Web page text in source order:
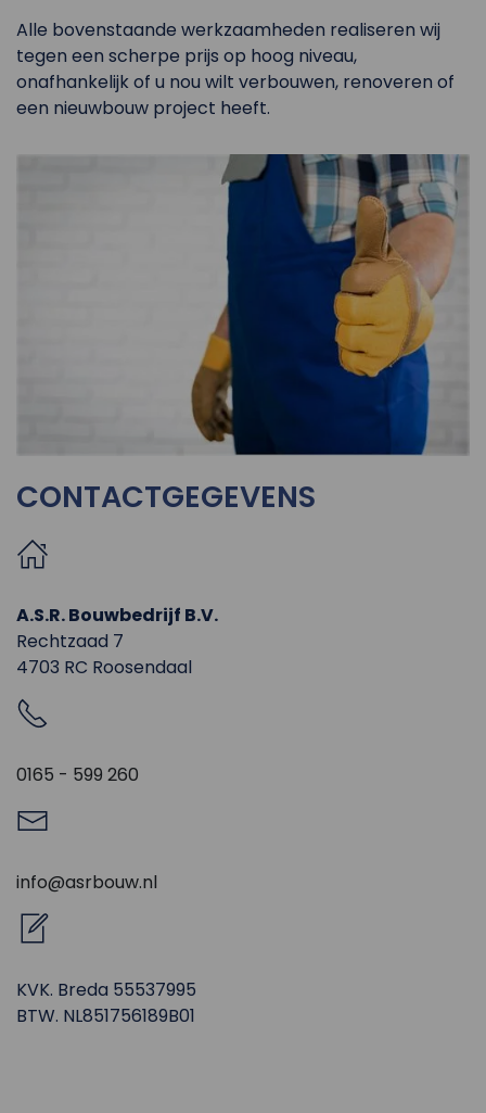
Alle bovenstaande werkzaamheden realiseren wij
tegen een scherpe prijs op hoog niveau,
onafhankelijk of u nou wilt verbouwen, renoveren of
een nieuwbouw project heeft.
CONTACTGEGEVENS
A.S.R. Bouwbedrijf B.V.
Rechtzaad 7
4703 RC Roosendaal
0165 - 599 260
info@asrbouw.nl
KVK. Breda 55537995
BTW. NL851756189B01